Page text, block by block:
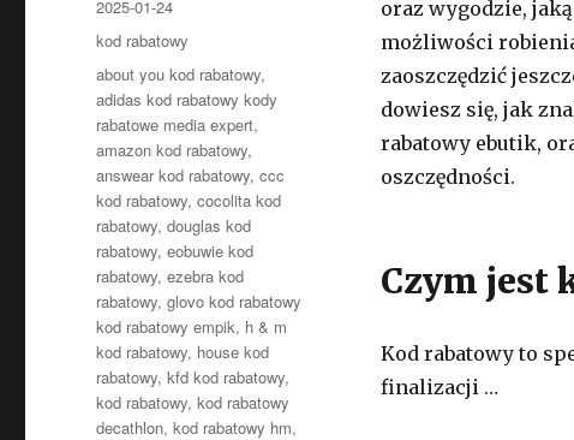
oraz wygodzie,
możliwości
zaoszczędzić
dowiesz się, jak
rabatowy ebutik,
oszczędności.
Czym jest
Kod rabatowy to
finalizacji …
Opublikowano
2025-01-24
Kategorie
kod rabatowy
Tagi
about you kod rabatowy,
adidas kod rabatowy kody
rabatowe media expert,
amazon kod rabatowy,
answear kod rabatowy,ccc
kod rabatowy,cocolita kod
rabatowy,douglas kod
rabatowy,eobuwie kod
rabatowy,ezebra kod
rabatowy,glovo kod rabatowy
kod rabatowy empik, h & m
kod rabatowy, house kod
rabatowy,kfd kod rabatowy,
kod rabatowy,kod rabatowy
decathlon,kod rabatowy hm,